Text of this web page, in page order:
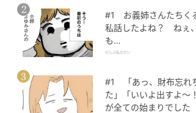
#1 お義姉さんたちく
私話したよね？ ねぇ
も…
ぜんぶ私のせい
#1 「あっ、財布忘れ
た」「いいよ出すよ〜
が全ての始まりでした